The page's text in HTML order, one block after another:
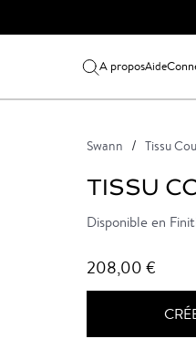
A proposAide
Swann Tissu
TISSU
Disponible en
208,00 €